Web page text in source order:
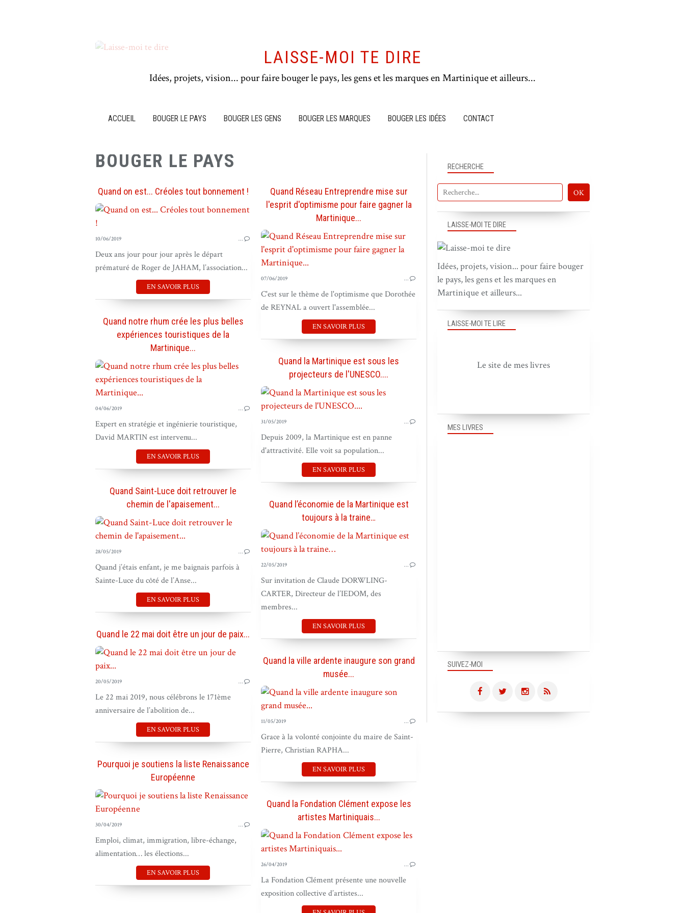
LAISSE-MOI TE DIRE
Idées, projets, vision... pour faire bouger le pays, les gens et les marques en Martinique et ailleurs...
ACCUEIL BOUGER LE PAYS BOUGER LES GENS BOUGER LES MARQUES BOUGER LES IDÉES CONTACT
BOUGER LE PAYS
Quand on est... Créoles tout bonnement !
BOUGER LE PAYS
BOUGER LES MARQUES
10/06/2019 …
Deux ans jour pour jour après le départ
prématuré de Roger de JAHAM, l’association...
EN SAVOIR PLUS
Quand Réseau Entreprendre mise sur
l'esprit d'optimisme pour faire gagner la
Martinique...
BOUGER LES GENS
07/06/2019 …
C'est sur le thème de l'optimisme que Dorothée
de REYNAL a ouvert l'assemblée...
EN SAVOIR PLUS
Quand notre rhum crée les plus belles
expériences touristiques de la
Martinique...
BOUGER LE PAYS
BOUGER LES GENS
04/06/2019 …
Expert en stratégie et ingénierie touristique,
David MARTIN est intervenu...
EN SAVOIR PLUS
Quand la Martinique est sous les
projecteurs de l'UNESCO....
31/05/2019 …
Depuis 2009, la Martinique est en panne
d'attractivité. Elle voit sa population...
EN SAVOIR PLUS
Quand Saint-Luce doit retrouver le
chemin de l'apaisement...
BOUGER LE PAYS
28/05/2019 …
Quand j’étais enfant, je me baignais parfois à
Sainte-Luce du côté de l’Anse...
EN SAVOIR PLUS
Quand l’économie de la Martinique est
toujours à la traine…
22/05/2019 …
Sur invitation de Claude DORWLING-
CARTER, Directeur de l’IEDOM, des
membres...
EN SAVOIR PLUS
Quand le 22 mai doit être un jour de paix...
BOUGER LE PAYS
20/05/2019 …
Le 22 mai 2019, nous célébrons le 171ème
anniversaire de l’abolition de...
EN SAVOIR PLUS
Quand la ville ardente inaugure son grand
musée...
BOUGER LE PAYS
BOUGER LES GENS
11/05/2019 …
Grace à la volonté conjointe du maire de Saint-
Pierre, Christian RAPHA...
EN SAVOIR PLUS
Pourquoi je soutiens la liste Renaissance
Européenne
BOUGER LE PAYS
BOUGER LES GENS
30/04/2019 …
Emploi, climat, immigration, libre-échange,
alimentation… les élections...
EN SAVOIR PLUS
Quand la Fondation Clément expose les
artistes Martiniquais...
26/04/2019 …
La Fondation Clément présente une nouvelle
exposition collective d’artistes...
SUIVEZ-MOI
RECHERCHE
LAISSE-MOI TE DIRE
Idées, projets, vision... pour faire bouger
le pays, les gens et les marques en
Martinique et ailleurs...
MES LIVRES
LAISSE-MOI TE LIRE
Le site de mes livres